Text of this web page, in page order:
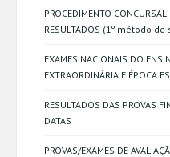
PROCEDIMENTO
RESULTADOS (1º método
EXAMES NACIONAIS DO
EXTRAORDINÁRIA E ÉPOCA
RESULTADOS DAS PROVAS
DATAS
PROVAS/EXAMES DE